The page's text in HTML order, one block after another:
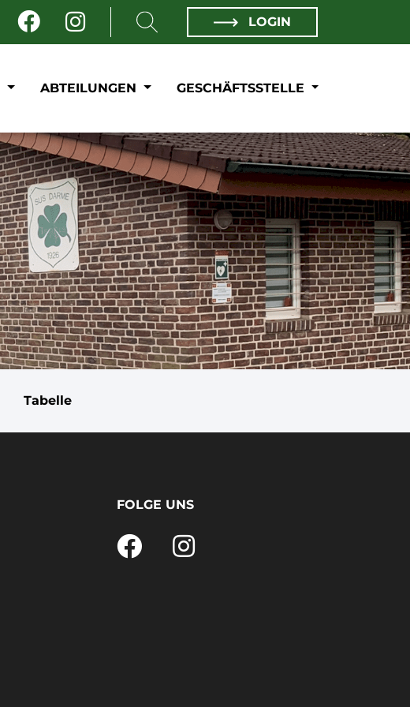
LOGIN
ABTEILUNGEN GESCHÄFTSSTELLE
Tabelle
FOLGE UNS